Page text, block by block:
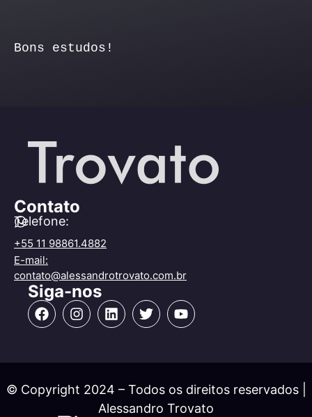
Bons estudos!
Contato
Telefone:
+55 11 98861.4882
E-mail:
contato@alessandrotrovato.com.br
Siga-nos
© Copyright 2024 – Todos os direitos reservados |
Alessandro Trovato